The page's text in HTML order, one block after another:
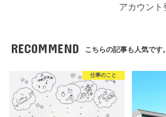
アカウント
RECOMMEND こちらの記事も人気です。
仕事のこと